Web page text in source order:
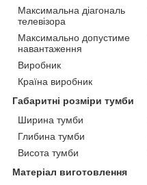
Максимальна діагональ
телевізора
Максимально допустиме
навантаження
Виробник
Країна виробник
Габаритні розміри тумби
Ширина тумби
Глибина тумби
Висота тумби
Матеріал виготовлення